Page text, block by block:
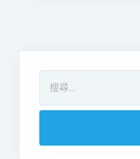
關
字: